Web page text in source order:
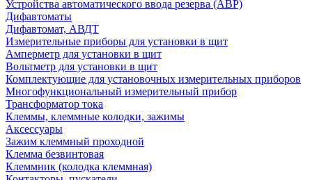
Устройства автоматического ввода резерва (АВР)
Дифавтоматы
Дифавтомат, АВДТ
Измерительные приборы для установки в щит
Амперметр для установки в щит
Вольтметр для установки в щит
Комплектующие для установочных измерительных приборов
Многофункциональный измерительный прибор
Трансформатор тока
Клеммы, клеммные колодки, зажимы
Аксессуары
Зажим клеммный проходной
Клемма безвинтовая
Клеммник (колодка клеммная)